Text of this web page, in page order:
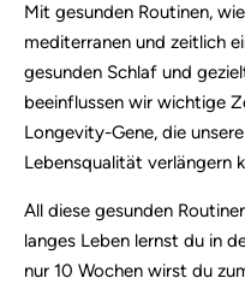
Mit gesunden Routinen,
mediterranen und zeitlich
gesunden Schlaf und
beeinflussen wir wichtige
Longevity-Gene, die
Lebensqualität verlängern
All diese gesunden
langes Leben lernst du in
nur 10 Wochen wirst du